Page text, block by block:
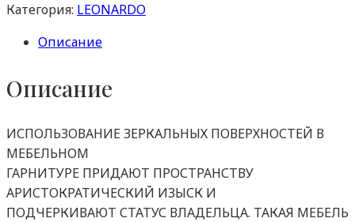
Категория: LEONARDO
Описание
Описание
ИСПОЛЬЗОВАНИЕ ЗЕРКАЛЬНЫХ ПОВЕРХНОСТЕЙ В
МЕБЕЛЬНОМ
ГАРНИТУРЕ ПРИДАЮТ ПРОСТРАНСТВУ
АРИСТОКРАТИЧЕСКИЙ ИЗЫСК И
ПОДЧЕРКИВАЮТ СТАТУС ВЛАДЕЛЬЦА. ТАКАЯ МЕБЕЛЬ